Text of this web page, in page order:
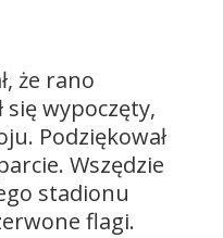
że rano
się wypoczęty,
Podziękował
Wszędzie
stadionu
flagi.